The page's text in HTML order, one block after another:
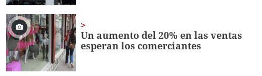
Un aumento del 20% en las ventas
esperan los comerciantes